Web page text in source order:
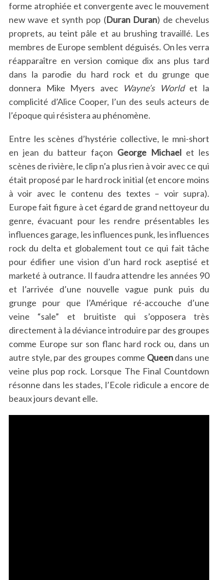
forme atrophiée et convergente avec le mouvement
new wave et synth pop (Duran Duran) de chevelus
proprets, au teint pâle et au brushing travaillé. Les
membres de Europe semblent déguisés. On les verra
réapparaître en version comique dix ans plus tard
dans la parodie du hard rock et du grunge que
donnera Mike Myers avec Wayne’s World et la
complicité d’Alice Cooper, l’un des seuls acteurs de
l’époque qui résistera au phénomène.
Entre les scènes d’hystérie collective, le mni-short
en jean du batteur façon George Michael et les
scènes de rivière, le clip n’a plus rien à voir avec ce qui
était proposé par le hard rock initial (et encore moins
à voir avec le contenu des textes – voir supra).
Europe fait figure à cet égard de grand nettoyeur du
genre, évacuant pour les rendre présentables les
influences garage, les influences punk, les influences
rock du delta et globalement tout ce qui fait tâche
pour édifier une vision d’un hard rock aseptisé et
marketé à outrance. Il faudra attendre les années 90
et l’arrivée d’une nouvelle vague punk puis du
grunge pour que l’Amérique ré-accouche d’une
veine “sale” et bruitiste qui s’opposera très
directement à la déviance introduire par des groupes
comme Europe sur son flanc hard rock ou, dans un
autre style, par des groupes comme Queendans une
veine plus pop rock. Lorsque The Final Countdown
résonne dans les stades, l’Ecole ridicule a encore de
beaux jours devant elle.